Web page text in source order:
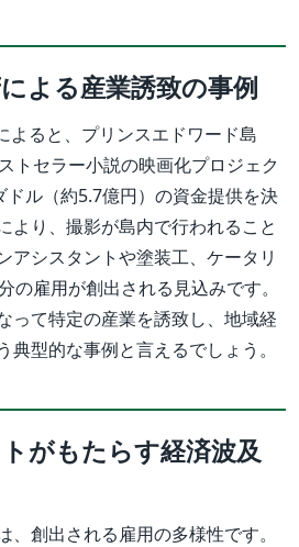
よる産業誘致の事例
よると、プリンスエドワード島
トセラー小説の映画化プロジェク
ドル（約5.7億円）の資金提供を決
より、撮影が島内で行われること
アシスタントや塗装工、ケータリ
の雇用が創出される見込みです。
って特定の産業を誘致し、地域経
型的な事例と言えるでしょう。
がもたらす経済波及
、創出される雇用の多様性です。